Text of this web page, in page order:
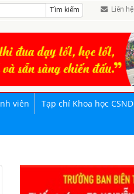
Liên hệ
viên
Tạp chí Khoa học CSND